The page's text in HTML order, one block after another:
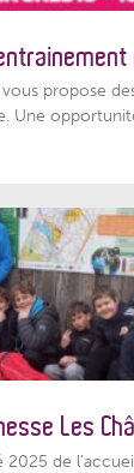
propose
Une
Les
de